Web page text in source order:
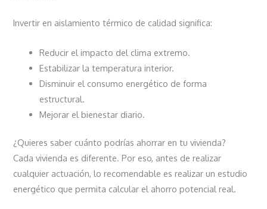
Invertir en aislamiento térmico de calidad significa:
Reducir el impacto del clima extremo.
Estabilizar la temperatura interior.
Disminuir el consumo energético de forma
estructural.
Mejorar el bienestar diario.
¿Quieres saber cuánto podrías ahorrar en tu vivienda?
Cada vivienda es diferente. Por eso, antes de realizar
cualquier actuación, lo recomendable es realizar un estudio
energético que permita calcular el ahorro potencial real.